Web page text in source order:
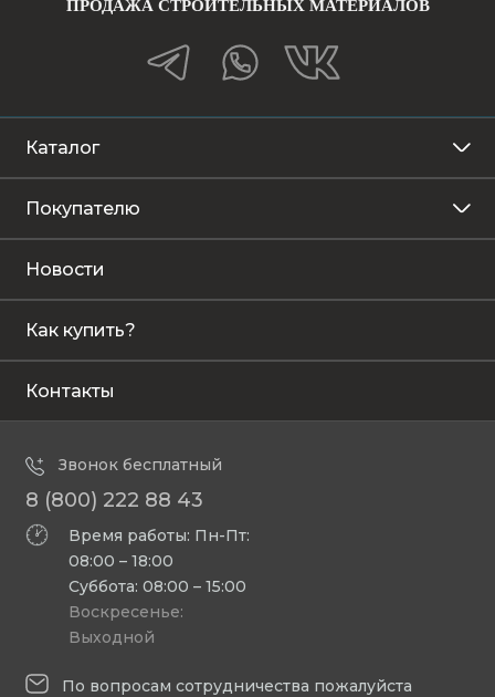
Каталог
Покупателю
Новости
Как купить?
Контакты
Звонок бесплатный
8 (800) 222 88 43
Время работы: Пн-Пт:
08:00 – 18:00
Суббота: 08:00 – 15:00
Воскресенье:
Выходной
По вопросам сотрудничества пожалуйста